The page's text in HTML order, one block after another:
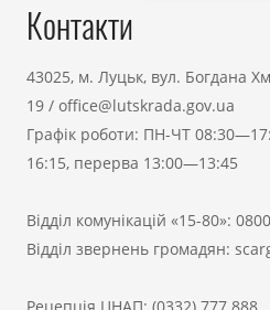
Контакти
43025, м. Луцьк, вул. Богдана
19 / office@lutskrada.gov.ua
Графік роботи: ПН-ЧТ
16:15, перерва 13:00—13:45
Відділ комунікацій «15-80»:
Відділ звернень громадян: